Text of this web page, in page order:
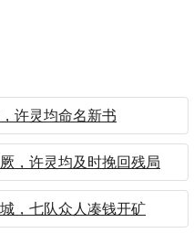
许灵均命名新书
，许灵均及时挽回残局
，七队众人凑钱开矿